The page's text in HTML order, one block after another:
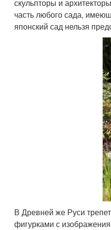
скульпторы и
часть любого сада,
японский сад нельзя
В Древней же Руси
фигурками с